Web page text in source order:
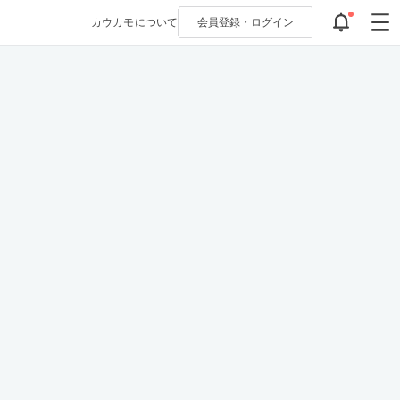
カウカモについて 会員登録・ ログイン